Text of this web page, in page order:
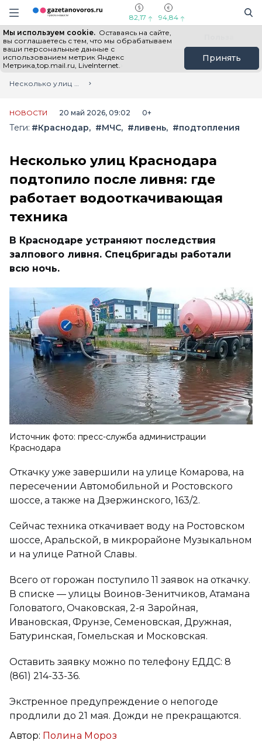
Информационный портал "ГазетаНоворос.ру"
Навигация сайта
82,17 94,84
Мы используем cookie. Оставаясь на сайте,
вы соглашаетесь с тем, что мы обрабатываем
ваши персональные данные с
использованием метрик Яндекс
Метрика,top.mail.ru, LiveInternet.
Принять
Все новости Новости России
Главная
Лента новостей
Несколько улиц Краснодара подтопило после ливня: где работает водооткачивающая техника
НОВОСТИ 20 май 2026, 09:02 0+
Теги: #Краснодар #МЧС #ливень #подтопления
Несколько улиц Краснодара
подтопило после ливня: где
работает водооткачивающая
техника
В Краснодаре устраняют последствия
залпового ливня. Спецбригады работали
всю ночь.
Источник фото: пресс-служба администрации
Краснодара
Откачку уже завершили на улице Комарова, на
пересечении Автомобильной и Ростовского
шоссе, а также на Дзержинского, 163/2.
Сейчас техника откачивает воду на Ростовском
шоссе, Аральской, в микрорайоне Музыкальном
и на улице Ратной Славы.
Всего от горожан поступило 11 заявок на откачку.
В списке — улицы Воинов-Зенитчиков, Атамана
Головатого, Очаковская, 2-я Заройная,
Ивановская, Фрунзе, Семеновская, Дружная,
Батуринская, Гомельская и Московская.
Оставить заявку можно по телефону ЕДДС: 8
(861) 214-33-36.
Экстренное предупреждение о непогоде
продлили до 21 мая. Дожди не прекращаются.
Автор: Полина Мороз